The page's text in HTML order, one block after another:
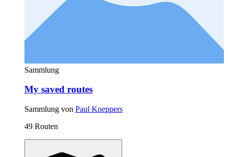
Sammlung
My saved routes
Sammlung von Paul Kneppers
49 Routen